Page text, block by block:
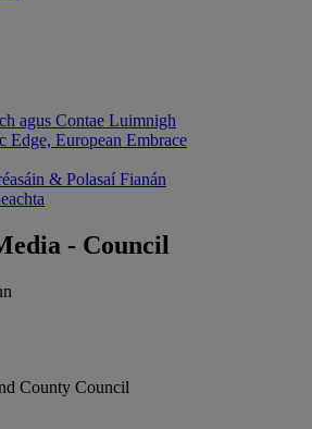
agus Contae Luimnigh
European Embrace
& Polasaí Fianán
- Council
County Council